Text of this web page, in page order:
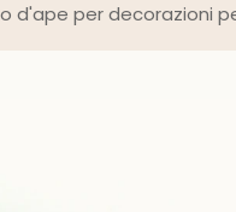
d'ape per decorazioni